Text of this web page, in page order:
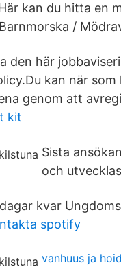
kan du hitta en
/
den här
kan när
genom att
kit
Sista
och
kvar
spotify
vanhuus ja